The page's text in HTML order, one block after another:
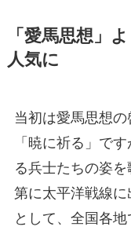
「愛馬思想」
人気に
当初は愛馬思想
「暁に祈る」で
る兵士たちの姿
第に太平洋戦線
として、全国各地